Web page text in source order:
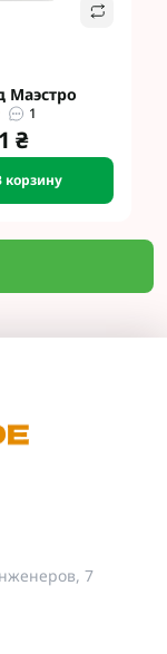
Маэстро
1
₴
корзину
7